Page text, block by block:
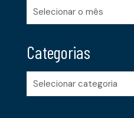
Arquivos
Categorias
Categorias